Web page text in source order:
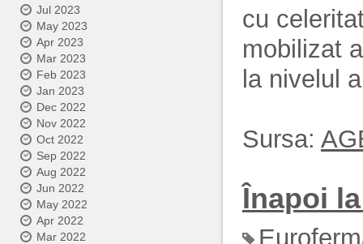
Jul 2023
May 2023
Apr 2023
Mar 2023
Feb 2023
Jan 2023
Dec 2022
Nov 2022
Oct 2022
Sep 2022
Aug 2022
Jun 2022
May 2022
Apr 2022
Mar 2022
cu
mobilizat
la nivelul
Sursa:
Înapoi